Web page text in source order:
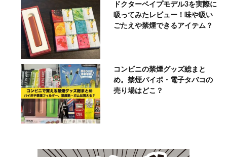
ドクターベイプモデル3を実際に
吸ってみたレビュー！味や吸い
ごたえや禁煙できるアイテム？
コンビニの禁煙グッズ総まと
め。禁煙パイポ・電子タバコの
売り場はどこ？